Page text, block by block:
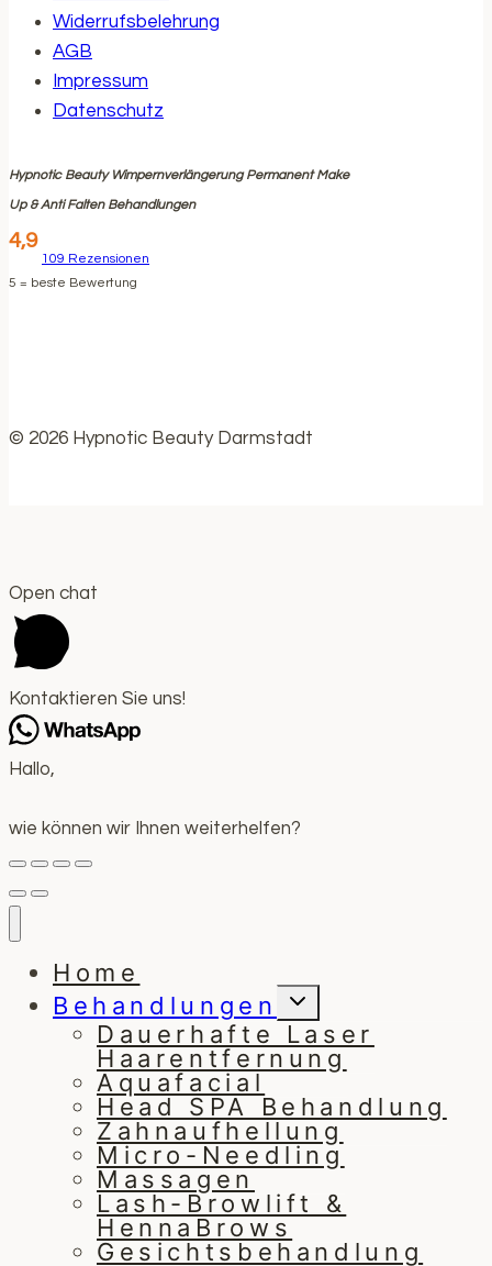
Widerrufsbelehrung
AGB
Impressum
Datenschutz
Hypnotic Beauty Wimpernverlängerung Permanent Make
Up & Anti Falten Behandlungen
4,9
109 Rezensionen
5 = beste Bewertung
© 2026 Hypnotic Beauty Darmstadt
Open chat
Kontaktieren Sie uns!
Hallo,
wie können wir Ihnen weiterhelfen?
Home
Behandlungen
Untermenü
umschalten
Dauerhafte Laser
Haarentfernung
Aquafacial
Head SPA Behandlung
Zahnaufhellung
Micro-Needling
Massagen
Lash-Browlift &
HennaBrows
Gesichtsbehandlung